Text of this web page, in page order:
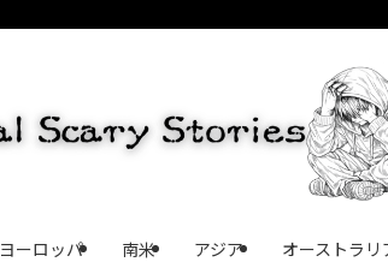
ヨーロッパ 南米 アジア オーストラリ